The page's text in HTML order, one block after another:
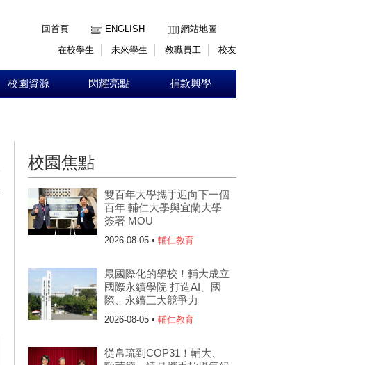
回首頁
ENGLISH
網站地圖
在校學生
未來學生 教職員工 校友
校園資源 閃耀亮點 捐款興學
校園焦點
雙百年大學攜手迎向下一個
百年 輔仁大學與宜蘭大學
簽署 MOU
2026-08-05 • 輔仁教育
最國際化的學校！輔大成立
國際永續學院 打造AI、國
際、永續三大競爭力
2026-08-05 • 輔仁教育
從帛琉到COP31！輔大、